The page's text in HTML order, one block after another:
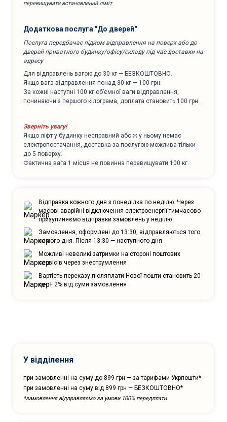
перевищувати встановлений ліміт
Додаткова послуга "До дверей"
Послуга передбачає підйом відправлення на поверх або до
дверей приватного будинку/офісу/складу під час доставки на
адресу
Для відправлень вагою до 30 кг — БЕЗКОШТОВНО.
Якщо вага відправлення понад 30 кг — 100 грн.
За кожні наступні 100 кг об’ємної ваги відправлення,
починаючи з першого кілограма, доплата становить 100 грн.
Зверніть увагу!
Якщо ліфт у будинку несправний або ж у ньому немає
електропостачання, доставка за послугою можлива тільки
до 5 поверху.
Фактична вага 1 місця не повинна перевищувати 100 кг.
Відправка кожного дня з понеділка по неділю. Через
масові аварійні відключення електроенергії тимчасово
призупиняємо відправки замовлень у неділю
Замовлення, оформлені до 13:30, відправляються того
самого дня. Після 13:30 — наступного дня
Можливі невеликі затримки на стороні поштових
сервісів через знеструмлення
Вартість переказу післяплати Нової пошти становить 20
грн + 2% від суми замовлення
У відділення
при замовленні на суму до 899 грн — за тарифами Укрпошти*
при замовленні на суму від 899 грн — БЕЗКОШТОВНО*
*замовлення відправляємо за умови 100% передплати